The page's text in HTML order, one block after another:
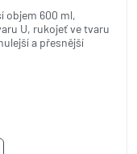
objem 600 ml,
U, rukojeť ve tvaru
a přesnější